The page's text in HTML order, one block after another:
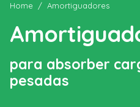
Home Amortiguadores
para absorber
pesadas